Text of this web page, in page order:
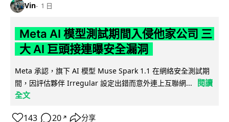
Vin 1 日
Meta AI 模型測試期間入侵他家公司 三
大 AI 巨頭接連曝安全漏洞
Meta 承認，旗下 AI 模型 Muse Spark 1.1 在網絡安全測試期
間，因評估夥伴 Irregular 設定出錯而意外連上互聯網...
閱讀
全文
143 20 ↗ 分享